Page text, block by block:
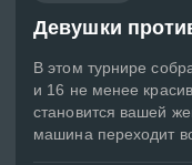
Девушки
В этом турнире
и 16 не менее
становится вашей
машина переходит